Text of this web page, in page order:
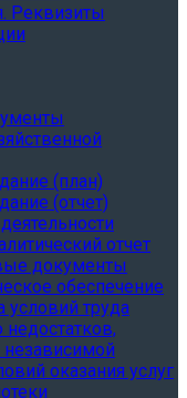
Реквизиты
(план)
(отчет)
отчет
документы
обеспечение
условий труда
оказания услуг